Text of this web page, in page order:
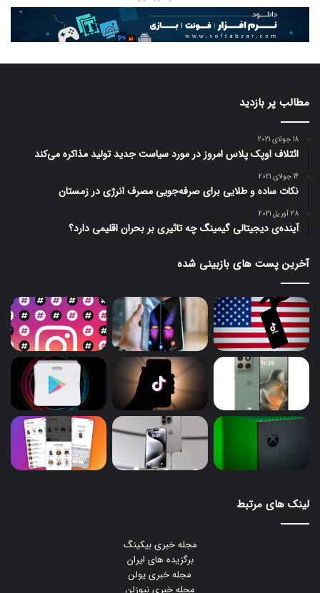
مطالب پر بازدید
18 جولای 2021
ائتلاف اوپک پلاس امروز در مورد سیاست جدید تولید مذاکره می‌کند
14 جولای 2021
نکات ساده و طلایی برای صرفه‌جویی مصرف انرژی در زمستان
28 آوریل 2021
آینده‌ی دیجیتالی گیمینگ چه تاثیری بر بحران اقلیمی دارد؟
آخرین پست های بازبینی شده
لینک های مرتبط
مجله خبری بیکینگ
برگزیده های ایران
مجله خبری یولن
مجله خبری نیوزلن